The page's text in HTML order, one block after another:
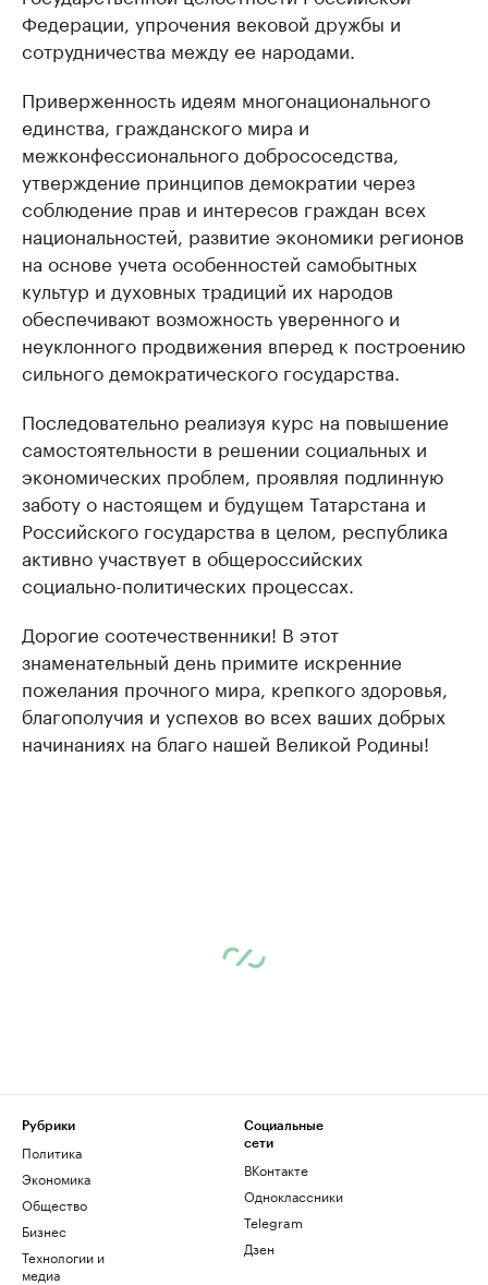
Федерации, упрочения вековой дружбы и
сотрудничества между ее народами.
Приверженность идеям многонационального
единства, гражданского мира и
межконфессионального добрососедства,
утверждение принципов демократии через
соблюдение прав и интересов граждан всех
национальностей, развитие экономики регионов
на основе учета особенностей самобытных
культур и духовных традиций их народов
обеспечивают возможность уверенного и
неуклонного продвижения вперед к построению
сильного демократического государства.
Последовательно реализуя курс на повышение
самостоятельности в решении социальных и
экономических проблем, проявляя подлинную
заботу о настоящем и будущем Татарстана и
Российского государства в целом, республика
активно участвует в общероссийских
социально-политических процессах.
Дорогие соотечественники! В этот
знаменательный день примите искренние
пожелания прочного мира, крепкого здоровья,
благополучия и успехов во всех ваших добрых
начинаниях на благо нашей Великой Родины!
Рубрики
Политика
Экономика
Общество
Бизнес
Технологии и
медиа
Социальные
сети
ВКонтакте
Одноклассники
Telegram
Дзен